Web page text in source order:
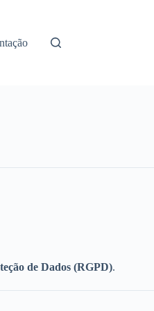
de Dados (RGPD).